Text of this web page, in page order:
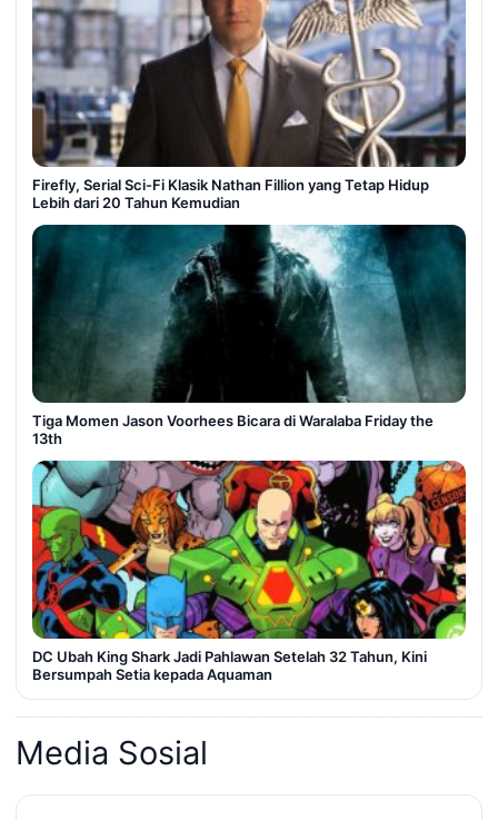
Firefly, Serial Sci-Fi Klasik Nathan Fillion yang Tetap Hidup
Lebih dari 20 Tahun Kemudian
Tiga Momen Jason Voorhees Bicara di Waralaba Friday the
13th
DC Ubah King Shark Jadi Pahlawan Setelah 32 Tahun, Kini
Bersumpah Setia kepada Aquaman
Media Sosial